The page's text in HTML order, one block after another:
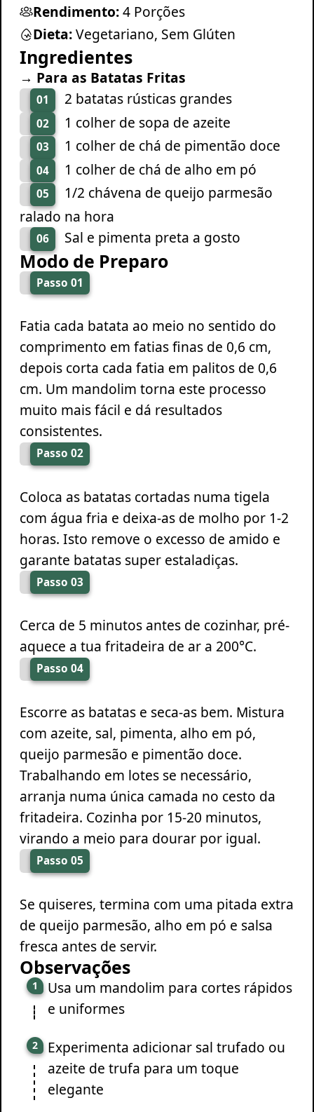
Rendimento:4 Porções
Dieta:Vegetariano, Sem Glúten
Ingredientes
→ Para as Batatas Fritas
01 2 batatas rústicas grandes
02 1 colher de sopa de azeite
03 1 colher de chá de pimentão doce
04 1 colher de chá de alho em pó
05
1/2 chávena de queijo parmesão
ralado na hora
06 Sal e pimenta preta a gosto
Modo de Preparo
Passo 01
Fatia cada batata ao meio no sentido do
comprimento em fatias finas de 0,6 cm,
depois corta cada fatia em palitos de 0,6
cm. Um mandolim torna este processo
muito mais fácil e dá resultados
consistentes.
Passo 02
Coloca as batatas cortadas numa tigela
com água fria e deixa-as de molho por 1-2
horas. Isto remove o excesso de amido e
garante batatas super estaladiças.
Passo 03
Cerca de 5 minutos antes de cozinhar, pré-
aquece a tua fritadeira de ar a 200°C.
Passo 04
Escorre as batatas e seca-as bem. Mistura
com azeite, sal, pimenta, alho em pó,
queijo parmesão e pimentão doce.
Trabalhando em lotes se necessário,
arranja numa única camada no cesto da
fritadeira. Cozinha por 15-20 minutos,
virando a meio para dourar por igual.
Passo 05
Se quiseres, termina com uma pitada extra
de queijo parmesão, alho em pó e salsa
fresca antes de servir.
Observações
Usa um mandolim para cortes rápidos
e uniformes
Experimenta adicionar sal trufado ou
azeite de trufa para um toque
elegante